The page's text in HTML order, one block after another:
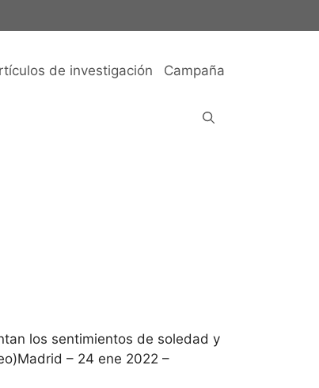
de investigación Campaña
los sentimientos de soledad y
– 24 ene 2022 –